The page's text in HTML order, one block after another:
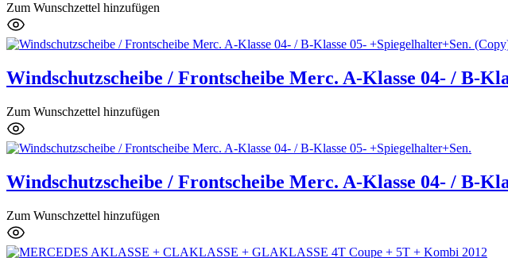
Zum Wunschzettel hinzufügen
Windschutzscheibe / Frontscheibe Merc. A-Klasse 04- / B-
Zum Wunschzettel hinzufügen
Windschutzscheibe / Frontscheibe Merc. A-Klasse 04- / B-
Zum Wunschzettel hinzufügen